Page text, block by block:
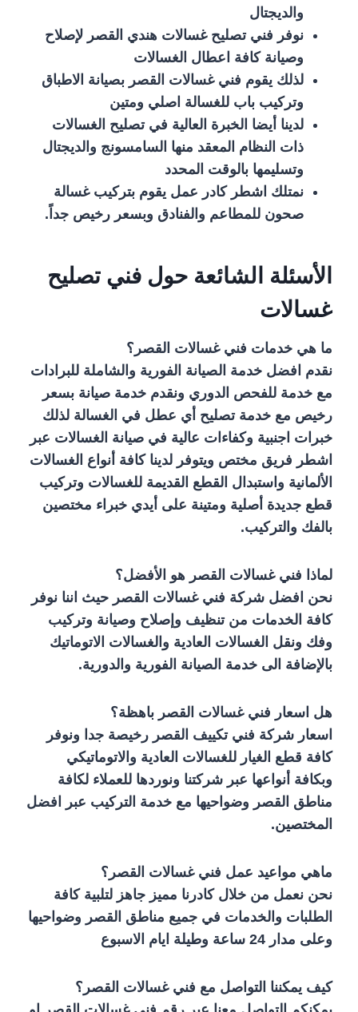
والديجتال
نوفر فني تصليح غسالات هندي القصر لإصلاح
وصيانة كافة اعطال الغسالات
لذلك يقوم فني غسالات القصر بصيانة الاطباق
وتركيب باب للغسالة اصلي ومتين
لدينا أيضا الخبرة العالية في تصليح الغسالات
ذات النظام المعقد منها السامسونج والديجتال
وتسليمها بالوقت المحدد
نمتلك اشطر كادر عمل يقوم بتركيب غسالة
صحون للمطاعم والفنادق وبسعر رخيص جداً.
الأسئلة الشائعة حول فني تصليح
غسالات
ما هي خدمات فني غسالات القصر؟
نقدم افضل خدمة الصيانة الفورية والشاملة للبرادات
مع خدمة للفحص الدوري ونقدم خدمة صيانة بسعر
رخيص مع خدمة تصليح أي عطل في الغسالة لذلك
خبرات اجنبية وكفاءات عالية في صيانة الغسالات عبر
اشطر فريق مختص ويتوفر لدينا كافة أنواع الغسالات
الألمانية واستبدال القطع القديمة للغسالات وتركيب
قطع جديدة أصلية ومتينة على أيدي خبراء مختصين
بالفك والتركيب.
لماذا فني غسالات القصر هو الأفضل؟
نحن افضل شركة فني غسالات القصر حيث اننا نوفر
كافة الخدمات من تنظيف وإصلاح وصيانة وتركيب
وفك ونقل الغسالات العادية والغسالات الاتوماتيك
بالإضافة الى خدمة الصيانة الفورية والدورية.
هل اسعار فني غسالات القصر باهظة؟
اسعار شركة فني تكييف القصر رخيصة جدا ونوفر
كافة قطع الغيار للغسالات العادية والاتوماتيكي
وبكافة أنواعها عبر شركتنا ونوردها للعملاء لكافة
مناطق القصر وضواحيها مع خدمة التركيب عبر افضل
المختصين.
ماهي مواعيد عمل فني غسالات القصر؟
نحن نعمل من خلال كادرنا مميز جاهز لتلبية كافة
الطلبات والخدمات في جميع مناطق القصر وضواحيها
وعلى مدار 24 ساعة وطيلة ايام الاسبوع
كيف يمكننا التواصل مع فني غسالات القصر؟